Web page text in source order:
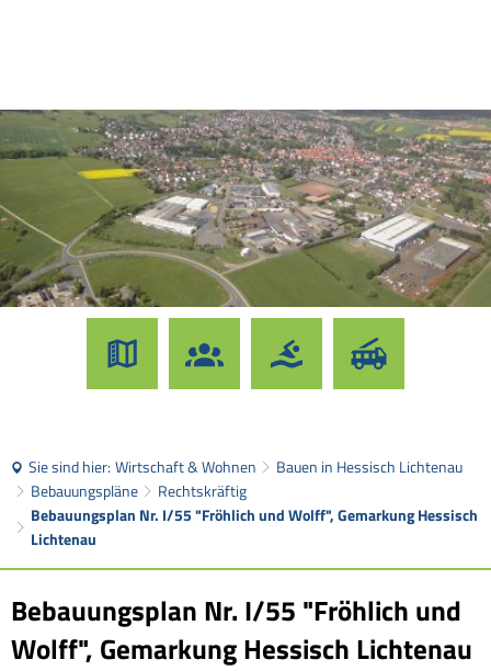
Sie sind hier: Wirtschaft & Wohnen
Bauen in Hessisch Lichtenau
Bebauungspläne
Rechtskräftig
Bebauungsplan Nr. I/55 "Fröhlich und Wolff", Gemarkung Hessisch
Lichtenau
Bebauungsplan Nr. I/55 "Fröhlich und
Wolff", Gemarkung Hessisch Lichtenau